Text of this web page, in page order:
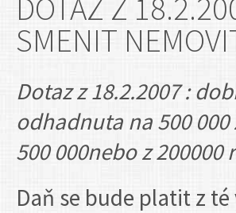
DOTAZ Z
SMENIT
Dotaz z 18.2.2007 :
odhadnuta na 500
500 000nebo z
Daň se bude platit z